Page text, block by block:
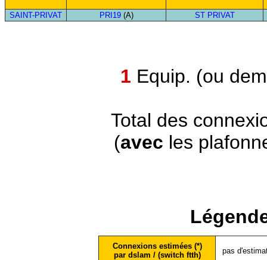
SAINT-PRIVAT PRI19(A) ST PRIVAT
1 Equip. (ou
Total des
(avec les
Connexions estimées (*)
par dslam / (switch ftth)
pas